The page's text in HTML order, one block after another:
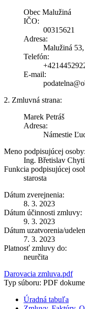
Obec Malužiná
IČO:
00315621
Adresa:
Malužiná
Telefón:
E-mail:
2. Zmluvná strana:
Marek Petráš
Adresa:
Námestie
Meno podpisujúcej osoby:
Ing. Břetislav
Funkcia podpisujúcej
starosta
Dátum zverejnenia:
8. 3. 2023
Dátum účinnosti zmluvy:
9. 3. 2023
Dátum uzatvorenia/
7. 3. 2023
Platnosť zmluvy do:
neurčita
Darovacia zmluva.pdf
Typ súboru: PDF
Úradná tabuľa